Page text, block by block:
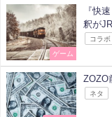
ゲーム
『快
釈が
コラボ
ZOZO
ネタ